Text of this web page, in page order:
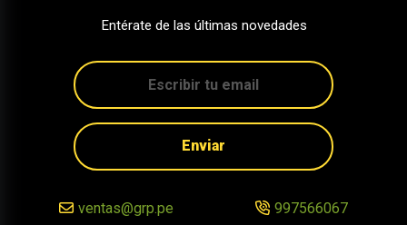
Entérate de las últimas novedades
Enviar
ventas@grp.pe 997566067